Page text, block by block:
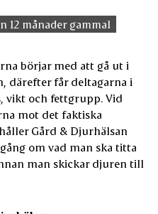
12 månader gammal
börjar med att gå ut i
därefter får deltagarna i
vikt och fettgrupp. Vid
mot det faktiska
Gård & Djurhälsan
om vad man ska titta
man skickar djuren till